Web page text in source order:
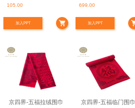
105.00
加入PPT
699.00
加入PPT
京四界-五福拉绒围巾 京四界-五福临门围巾